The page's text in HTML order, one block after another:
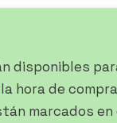
disponibles
hora de
marcados